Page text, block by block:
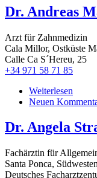
Dr. Andreas
Arzt für Zahnmedizin
Cala Millor, Ostküste
Calle Ca S´Hereu, 25
+34 971 58 71 85
Weiterlesen
Dr.
Mann
Neuen
Dr. Angela
Fachärztin für
Santa Ponca,
Deutsches